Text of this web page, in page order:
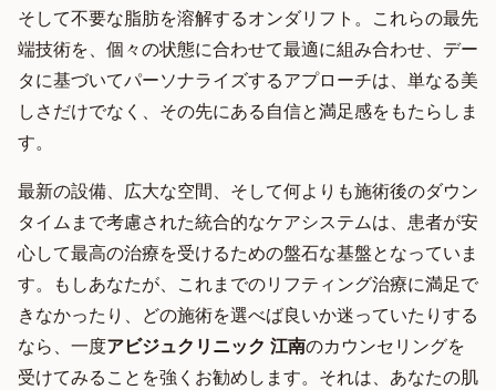
そして不要な脂肪を溶解するオンダリフト。これらの最先
端技術を、個々の状態に合わせて最適に組み合わせ、デー
タに基づいてパーソナライズするアプローチは、単なる美
しさだけでなく、その先にある自信と満足感をもたらしま
す。
最新の設備、広大な空間、そして何よりも施術後のダウン
タイムまで考慮された統合的なケアシステムは、患者が安
心して最高の治療を受けるための盤石な基盤となっていま
す。もしあなたが、これまでのリフティング治療に満足で
きなかったり、どの施術を選べば良いか迷っていたりする
なら、一度アビジュクリニック 江南のカウンセリングを
受けてみることを強くお勧めします。それは、あなたの肌